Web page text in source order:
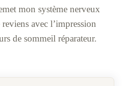
mon système nerveux
avec l’impression
de sommeil réparateur.